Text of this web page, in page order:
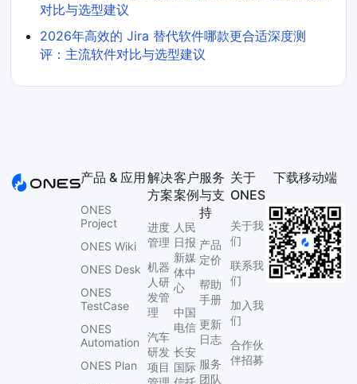
对比与选型建议
2026年高效的 Jira 替代软件哪款更合适深度测
评：主流软件对比与选型建议
产品 & 应用
ONES
Project
ONES Wiki
ONES Desk
ONES
TestCase
ONES
Automation
ONES Plan
解决
方案
进度
管理
机器
人研
发管
理
汽车
研发
项目
客户
案例
人民
日报
新媒
体中
心
中国
电信
长安
国际
服务
与支
持
产品
定价
帮助
手册
更新
日志
服务
团队
关于
ONES
关于我
们
联系我
们
加入我
们
合作伙
伴招募
下载移动端